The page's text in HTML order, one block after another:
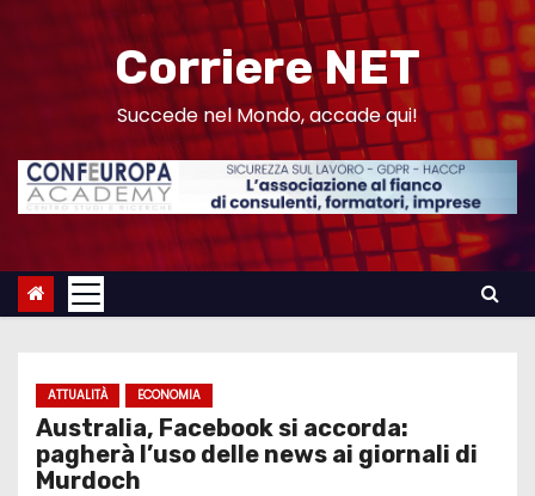
n
Corriere NET
Succede nel Mondo, accade qui!
ATTUALITÀ ECONOMIA
Australia, Facebook si accorda:
pagherà l’uso delle news ai giornali di
Murdoch